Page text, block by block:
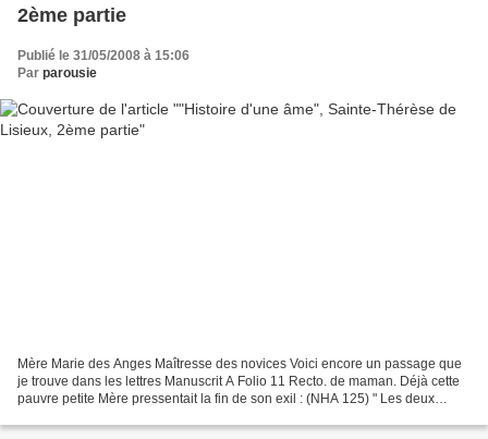
2ème partie
Publié le 31/05/2008 à 15:06
Par parousie
Mère Marie des Anges Maîtresse des novices Voici encore un passage que
je trouve dans les lettres Manuscrit A Folio 11 Recto. de maman. Déjà cette
pauvre petite Mère pressentait la fin de son exil : (NHA 125) " Les deux